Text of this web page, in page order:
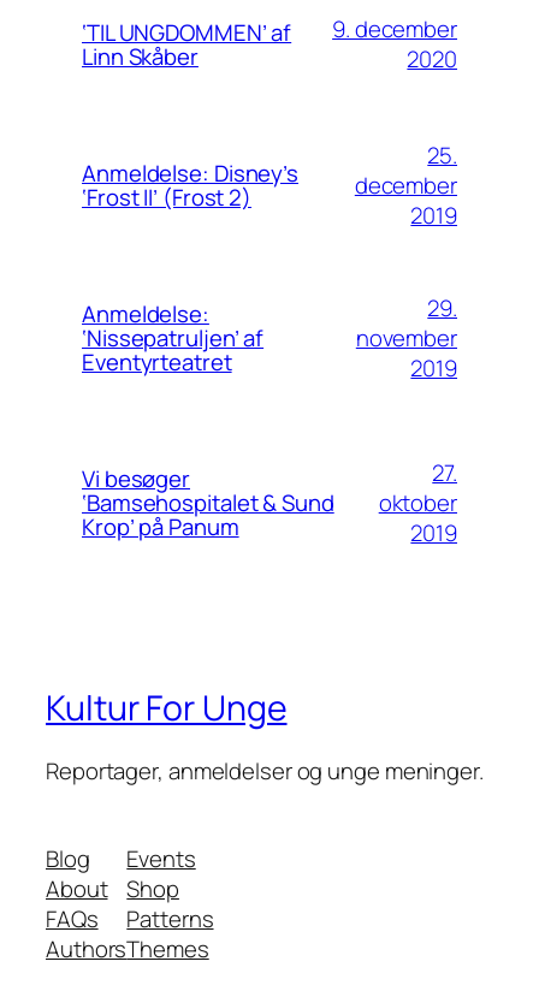
‘TIL UNGDOMMEN’ af
Linn Skåber
9. december
2020
Anmeldelse: Disney’s
‘Frost II’ (Frost 2)
25.
december
2019
Anmeldelse:
‘Nissepatruljen’ af
Eventyrteatret
29.
november
2019
Vi besøger
‘Bamsehospitalet & Sund
Krop’ på Panum
27.
oktober
2019
Kultur For Unge
Reportager, anmeldelser og unge meninger.
Blog
About
FAQs
Authors
Events
Shop
Patterns
Themes